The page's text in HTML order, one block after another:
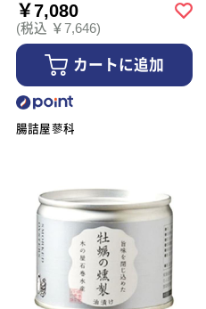
￥7,080
(税込 ￥7,646)
カートに追加
腸詰屋蓼科